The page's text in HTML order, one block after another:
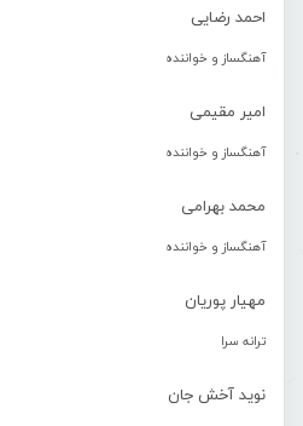
احمد رضایی
آهنگساز و خواننده
امیر مقیمی
آهنگساز و خواننده
محمد بهرامی
آهنگساز و خواننده
مهیار پوریان
ترانه سرا
نوید آخش جان